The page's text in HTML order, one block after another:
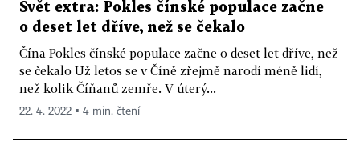
Svět extra: Pokles čínské populace začne
o deset let dříve, než se čekalo
Čína Pokles čínské populace začne o deset let dříve, než
se čekalo Už letos se v Číně zřejmě narodí méně lidí,
než kolik Číňanů zemře. V úterý...
22. 4. 2022 ▪ 4 min. čtení